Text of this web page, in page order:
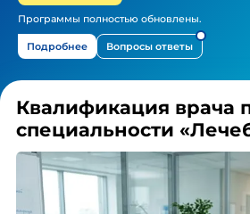
Программы полностью обновлены.
Подробнее Вопросы ответы
Квалификация врача
специальности